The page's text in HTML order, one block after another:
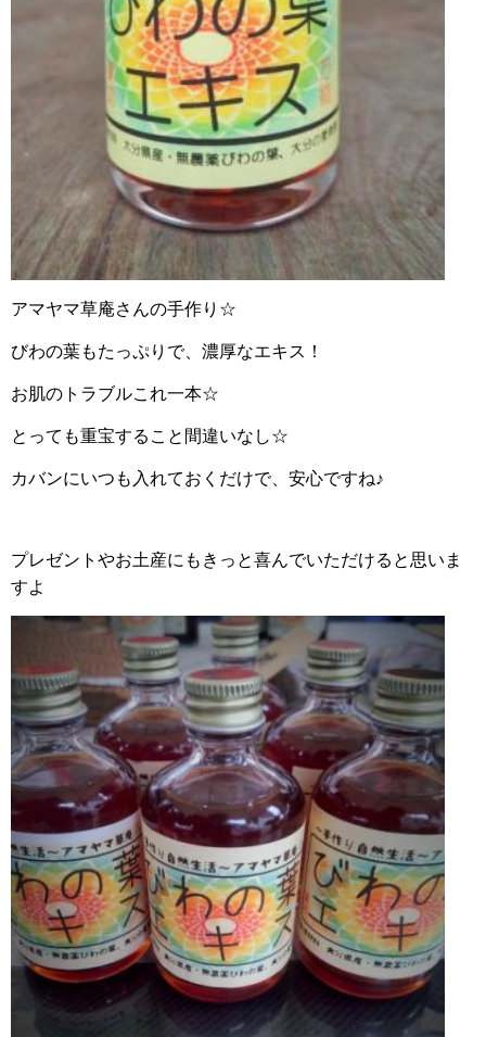
アマヤマ草庵さんの手作り☆
びわの葉もたっぷりで、濃厚なエキス！
お肌のトラブルこれ一本☆
とっても重宝すること間違いなし☆
カバンにいつも入れておくだけで、安心ですね♪
プレゼントやお土産にもきっと喜んでいただけると思いま
すよ